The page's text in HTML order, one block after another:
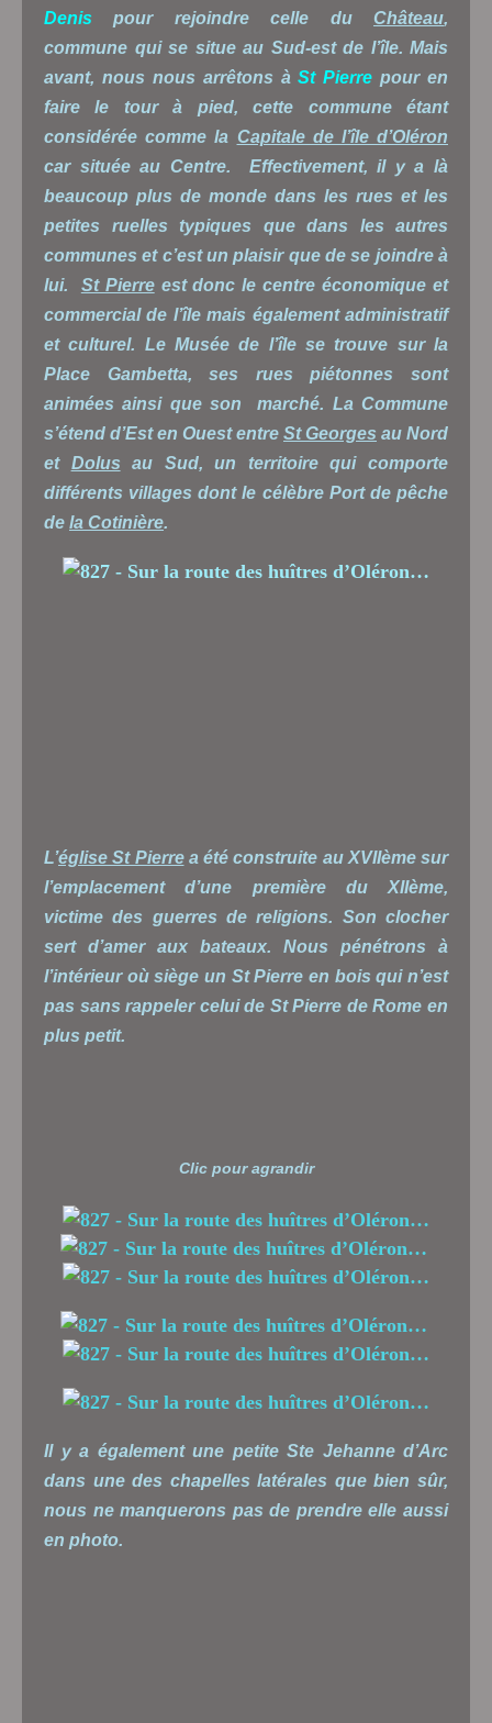
Denis pour rejoindre celle du Château,
commune qui se situe au Sud-est de l’île. Mais
avant, nous nous arrêtons àSt Pierre pour en
faire le tour à pied, cette commune étant
considérée comme la Capitale de l’île d’Oléron
car située au Centre. Effectivement, il y a là
beaucoup plus de monde dans les rues et les
petites ruelles typiques que dans les autres
communes et c’est un plaisir que de se joindre à
lui. St Pierreest donc le centre économique et
commercial de l’île mais également administratif
et culturel. Le Musée de l’île se trouve sur la
Place Gambetta, ses rues piétonnes sont
animées ainsi que son marché. La Commune
s’étend d’Est en Ouest entre St Georges au Nord
et Dolus au Sud, un territoire qui comporte
différents villages dont le célèbre Port de pêche
de la Cotinière.
L’église St Pierrea été construite au XVIIème sur
l’emplacement d’une première du XIIème,
victime des guerres de religions. Son clocher
sert d’amer aux bateaux. Nous pénétrons à
l’intérieur où siège un St Pierre en bois qui n’est
pas sans rappeler celui de St Pierre de Rome en
plus petit.
Clic pour agrandir
Il y a également une petite Ste Jehanne d’Arc
dans une des chapelles latérales que bien sûr,
nous ne manquerons pas de prendre elle aussi
en photo.